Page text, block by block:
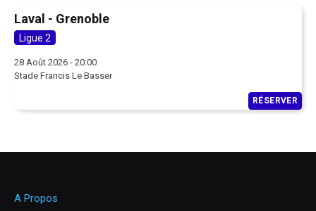
Laval - Grenoble
Ligue 2
28 Août 2026 - 20:00
Stade Francis Le Basser
RÉSERVER
A Propos